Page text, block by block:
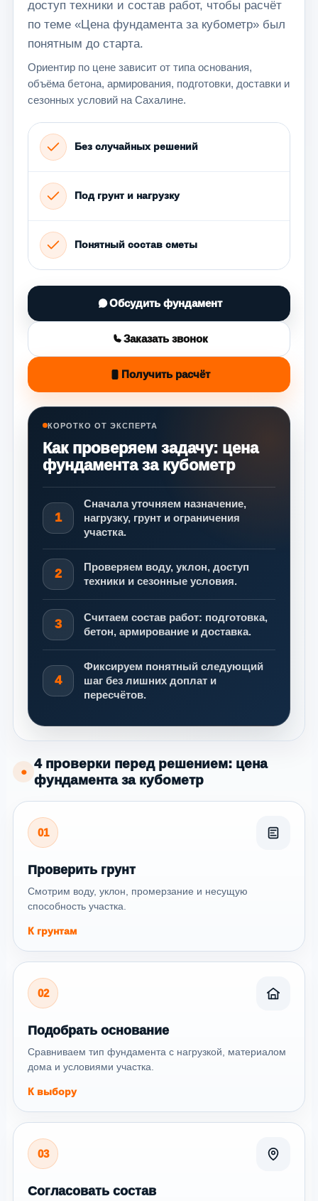
доступ техники и состав работ, чтобы расчёт
по теме «Цена фундамента за кубометр» был
понятным до старта.
Ориентир по цене зависит от типа основания,
объёма бетона, армирования, подготовки, доставки и
сезонных условий на Сахалине.
Без случайных решений
Под грунт и нагрузку
Понятный состав сметы
Обсудить фундамент
Заказать звонок
Получить расчёт
КОРОТКО ОТ ЭКСПЕРТА
Как проверяем задачу: цена
фундамента за кубометр
1
Сначала уточняем назначение,
нагрузку, грунт и ограничения
участка.
2
Проверяем воду, уклон, доступ
техники и сезонные условия.
3
Считаем состав работ: подготовка,
бетон, армирование и доставка.
4
Фиксируем понятный следующий
шаг без лишних доплат и
пересчётов.
●
4 проверки перед решением: цена
фундамента за кубометр
01
Проверить грунт
Смотрим воду, уклон, промерзание и несущую
способность участка.
К грунтам
02
Подобрать основание
Сравниваем тип фундамента с нагрузкой, материалом
дома и условиями участка.
К выбору
03
Согласовать состав